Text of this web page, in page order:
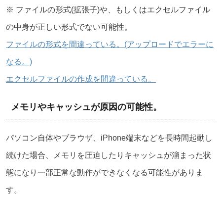
※ ファイルの形式(拡張子)や、もしくはエクセルファイル
の中身が正しい形式でない可能性。
ファイルの形式を間違っている。(アップロードでエラーに
なる。)
エクセルファイルの作成を間違っている。
メモリやキャッシュが原因の可能性。
パソコン自体やブラウザ、iPhone端末などを長時間起動し
続けた場合、メモリを圧迫したりキャッシュが溜まった状
態になり一部正常な動作ができなくなる可能性がありま
す。